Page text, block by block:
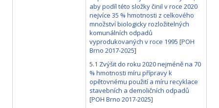
aby podíl této složky činil v roce 2020
nejvíce 35 % hmotnosti z celkového
množství biologicky rozložitelných
komunálních odpadů
vyprodukovaných v roce 1995 [POH
Brno 2017-2025]
5.1 Zvýšit do roku 2020 nejméně na 70
% hmotnosti míru přípravy k
opětovnému použití a míru recyklace
stavebních a demoličních odpadů
[POH Brno 2017-2025]